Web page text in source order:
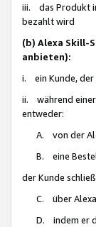
iii. das Produkt
bezahlt wird
(b) Alexa Skill-
anbieten):
i. ein Kunde, der
ii. während einer
entweder:
A. von der
B. eine
der Kunde
C. über
D. indem er